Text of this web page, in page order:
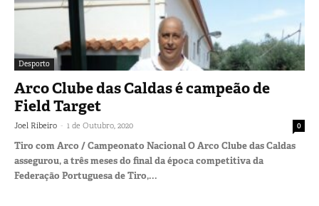
Desporto
Arco Clube das Caldas é campeão de
Field Target
Joel Ribeiro - 1 de Outubro, 2020 0
Tiro com Arco / Campeonato Nacional O Arco Clube das Caldas
assegurou, a três meses do final da época competitiva da
Federação Portuguesa de Tiro,...